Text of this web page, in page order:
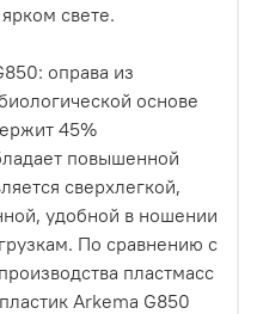
свете.
оправа из
основе
45%
повышенной
сверхлегкой,
удобной в ношении
По сравнению с
пластмасс
Arkema G850